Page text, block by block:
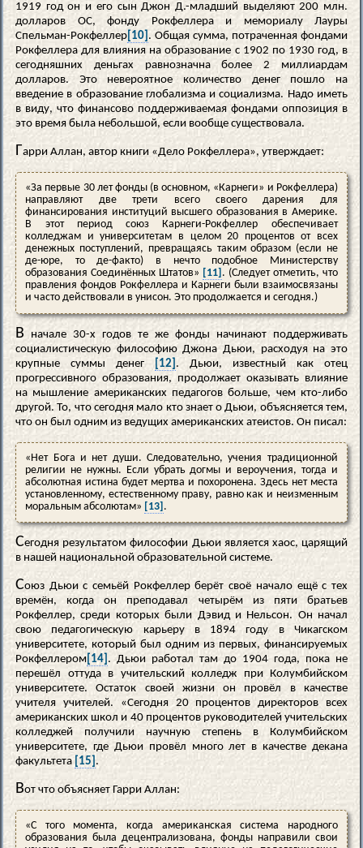
1919 год он и его сын Джон Д.-младший выделяют 200 млн.
долларов ОС, фонду Рокфеллера и мемориалу Лауры
Спельман-Рокфеллер [10] . Общая сумма, потраченная фондами
Рокфеллера для влияния на образование с 1902 по 1930 год, в
сегодняшних деньгах равнозначна более 2 миллиардам
долларов. Это невероятное количество денег пошло на
введение в образование глобализма и социализма. Надо иметь
в виду, что финансово поддерживаемая фондами оппозиция в
это время была небольшой, если вообще существовала.
Гарри Аллан, автор книги «Дело Рокфеллера», утверждает:
«За первые 30 лет фонды (в основном, «Карнеги» и Рокфеллера)
направляют две трети всего своего дарения для
финансирования институций высшего образования в Америке.
В этот период союз Карнеги-Рокфеллер обеспечивает
колледжам и университетам в целом 20 процентов от всех
денежных поступлений, превращаясь таким образом (если не
де-юре, то де-факто) в нечто подобное Министерству
образования Соединённых Штатов» [11] . (Следует отметить, что
правления фондов Рокфеллера и Карнеги были взаимосвязаны
и часто действовали в унисон. Это продолжается и сегодня.)
В начале 30-х годов те же фонды начинают поддерживать
социалистическую философию Джона Дьюи, расходуя на это
крупные суммы денег
[12] . Дьюи, известный как отец
прогрессивного образования, продолжает оказывать влияние
на мышление американских педагогов больше, чем кто-либо
другой. То, что сегодня мало кто знает о Дьюи, объясняется тем,
что он был одним из ведущих американских атеистов. Он писал:
«Нет Бога и нет души. Следовательно, учения традиционной
религии не нужны. Если убрать догмы и вероучения, тогда и
абсолютная истина будет мертва и похоронена. Здесь нет места
установленному, естественному праву, равно как и неизменным
моральным абсолютам» [13] .
Сегодня результатом философии Дьюи является хаос, царящий
в нашей национальной образовательной системе.
Союз Дьюи с семьёй Рокфеллер берёт своё начало ещё с тех
времён, когда он преподавал четырём из пяти братьев
Рокфеллер, среди которых были Дэвид и Нельсон. Он начал
свою педагогическую карьеру в 1894 году в Чикагском
университете, который был одним из первых, финансируемых
Рокфеллером [14] . Дьюи работал там до 1904 года, пока не
перешёл оттуда в учительский колледж при Колумбийском
университете. Остаток своей жизни он провёл в качестве
учителя учителей. «Сегодня 20 процентов директоров всех
американских школ и 40 процентов руководителей учительских
колледжей получили научную степень в Колумбийском
университете, где Дьюи провёл много лет в качестве декана
факультета [15].
Вот что объясняет Гарри Аллан:
«С того момента, когда американская система народного
образования была децентрализована, фонды направили свои